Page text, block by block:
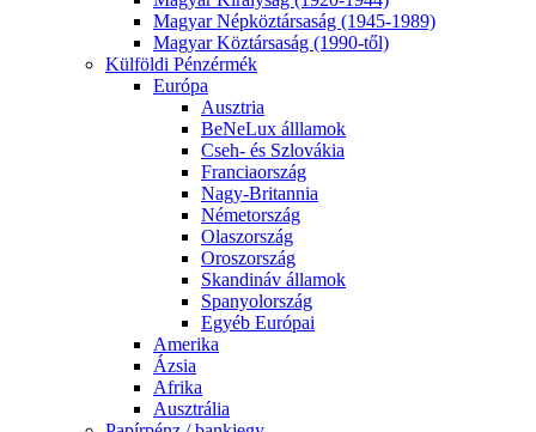
Magyar Népköztársaság (1945-1989)
Magyar Köztársaság (1990-től)
Külföldi Pénzérmék
Európa
Ausztria
BeNeLux álllamok
Cseh- és Szlovákia
Franciaország
Nagy-Britannia
Németország
Olaszország
Oroszország
Skandináv államok
Spanyolország
Egyéb Európai
Amerika
Ázsia
Afrika
Ausztrália